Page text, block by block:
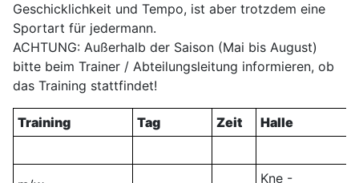
Geschicklichkeit und Tempo, ist aber trotzdem eine
Sportart für jedermann.
ACHTUNG: Außerhalb der Saison (Mai bis August)
bitte beim Trainer / Abteilungsleitung informieren, ob
das Training stattfindet!
Training Tag Zeit Halle
Kne -